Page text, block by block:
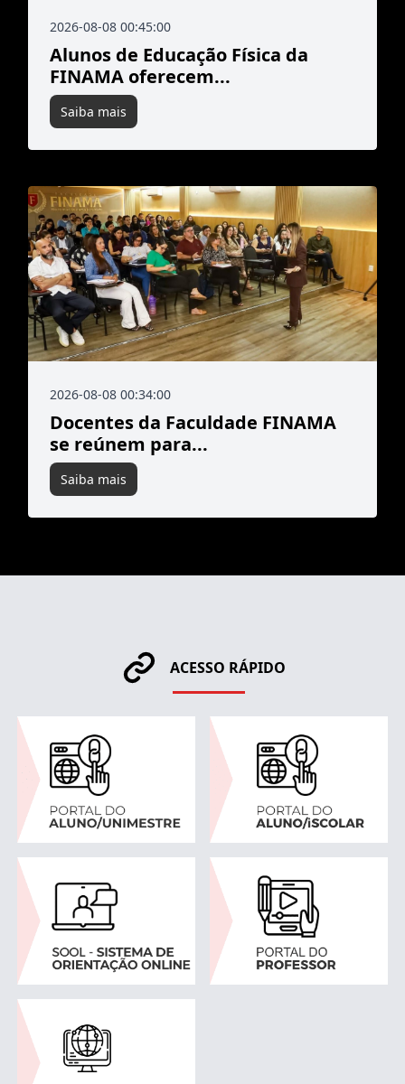
2026-08-08 00:45:00
Alunos de Educação Física da
FINAMA oferecem...
Saiba mais
2026-08-08 00:34:00
Docentes da Faculdade FINAMA
se reúnem para...
Saiba mais
ACESSO RÁPIDO